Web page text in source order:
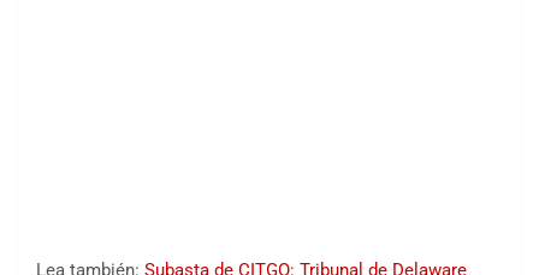
Lea también: Subasta de CITGO: Tribunal de Delaware